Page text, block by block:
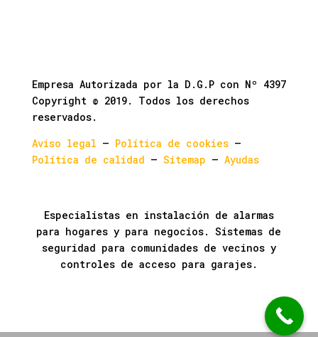
Empresa Autorizada por la D.G.P con Nº 4397
Copyright © 2019. Todos los derechos
reservados.
Aviso legal – Política de cookies–
Política de calidad – Sitemap – Ayudas
Especialistas en instalación de alarmas
para hogares y para negocios. Sistemas de
seguridad para comunidades de vecinos y
controles de acceso para garajes.